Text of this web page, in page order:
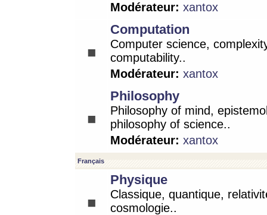
Modérateur: xantox
Computation
Computer science,
computability..
Modérateur: xantox
Philosophy
Philosophy of mind,
philosophy of science..
Modérateur: xantox
Français
Physique
Classique, quantique,
cosmologie..